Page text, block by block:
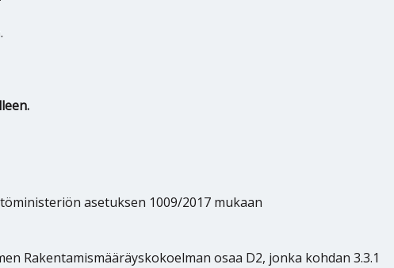
asetuksen 1009/2017 mukaan
Rakentamismääräyskokoelman osaa D2, jonka kohdan 3.3.1